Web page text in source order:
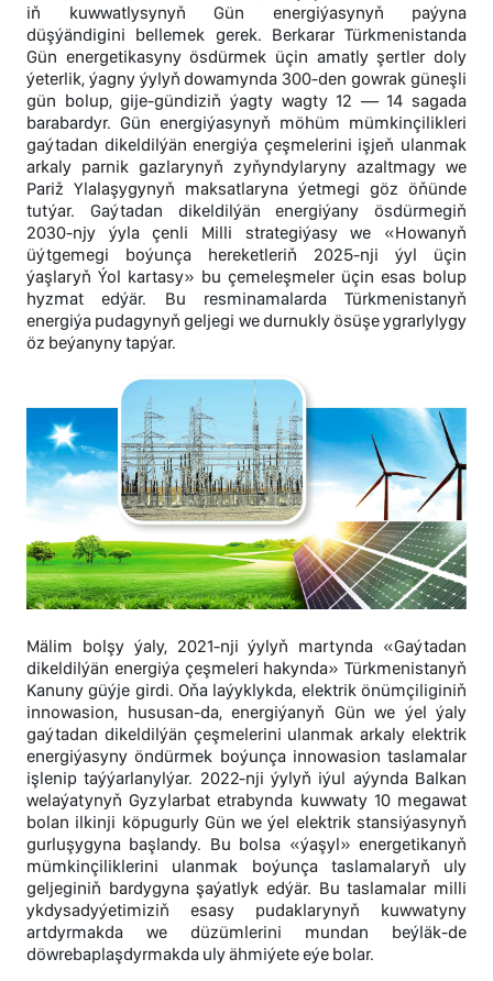
iň kuwwatlysynyň Gün energiýasynyň paýyna
düşýändigini bellemek gerek. Berkarar Türkmenistanda
Gün energetikasyny ösdürmek üçin amatly şertler doly
ýeterlik, ýagny ýylyň dowamynda 300-den gowrak güneşli
gün bolup, gije-gündiziň ýagty wagty 12 — 14 sagada
barabardyr. Gün energiýasynyň möhüm mümkinçilikleri
gaýtadan dikeldilýän energiýa çeşmelerini işjeň ulanmak
arkaly parnik gazlarynyň zyňyndylaryny azaltmagy we
Pariž Ylalaşygynyň maksatlaryna ýetmegi göz öňünde
tutýar. Gaýtadan dikeldilýän energiýany ösdürmegiň
2030-njy ýyla çenli Milli strategiýasy we «Howanyň
üýtgemegi boýunça hereketleriň 2025-nji ýyl üçin
ýaşlaryň Ýol kartasy» bu çemeleşmeler üçin esas bolup
hyzmat edýär. Bu resminamalarda Türkmenistanyň
energiýa pudagynyň geljegi we durnukly ösüşe ygrarlylygy
öz beýanyny tapýar.
Mälim bolşy ýaly, 2021-nji ýylyň martynda «Gaýtadan
dikeldilýän energiýa çeşmeleri hakynda» Türkmenistanyň
Kanuny güýje girdi. Oňa laýyklykda, elektrik önümçiliginiň
innowasion, hususan-da, energiýanyň Gün we ýel ýaly
gaýtadan dikeldilýän çeşmelerini ulanmak arkaly elektrik
energiýasyny öndürmek boýunça innowasion taslamalar
işlenip taýýarlanylýar. 2022-nji ýylyň iýul aýynda Balkan
welaýatynyň Gyzylarbat etrabynda kuwwaty 10 megawat
bolan ilkinji köpugurly Gün we ýel elektrik stansiýasynyň
gurluşygyna başlandy. Bu bolsa «ýaşyl» energetikanyň
mümkinçiliklerini ulanmak boýunça taslamalaryň uly
geljeginiň bardygyna şaýatlyk edýär. Bu taslamalar milli
ykdysadyýetimiziň esasy pudaklarynyň kuwwatyny
artdyrmakda we düzümlerini mundan beýläk-de
döwrebaplaşdyrmakda uly ähmiýete eýe bolar.